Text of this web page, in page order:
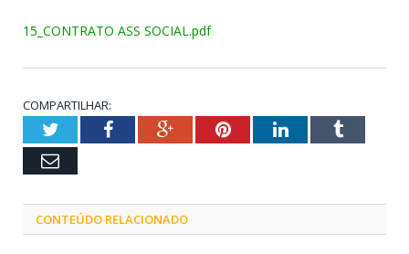
15_CONTRATO ASS SOCIAL.pdf
COMPARTILHAR:
TwitterFacebookGoogle+PinterestLinkedInTumblr
Email
CONTEÚDO RELACIONADO